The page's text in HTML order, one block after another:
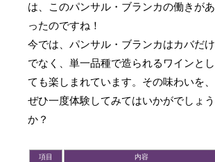
は、このパンサル・ブランカの働きがあ
ったのですね！
今では、パンサル・ブランカはカバだけ
でなく、単一品種で造られるワインとし
ても楽しまれています。その味わいを、
ぜひ一度体験してみてはいかがでしょう
か？
項目 内容